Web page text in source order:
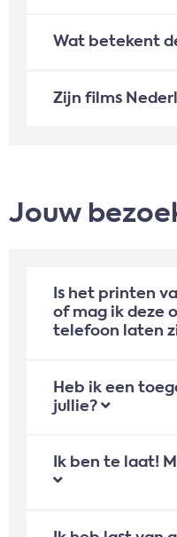
Wat betekent
Zijn films
Jouw
Is het printen
of mag ik deze
telefoon laten
Heb ik een
jullie?
Ik ben te laat!